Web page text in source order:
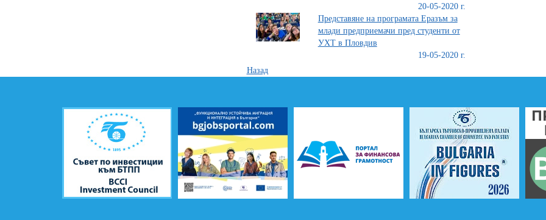
20-05-2020 г.
Представяне на програмата Еразъм за
млади предприемачи пред студенти от
УХТ в Пловдив
19-05-2020 г.
Назад